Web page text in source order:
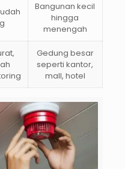
Bangunan kecil
hingga
menengah
Gedung besar
seperti kantor,
mall, hotel